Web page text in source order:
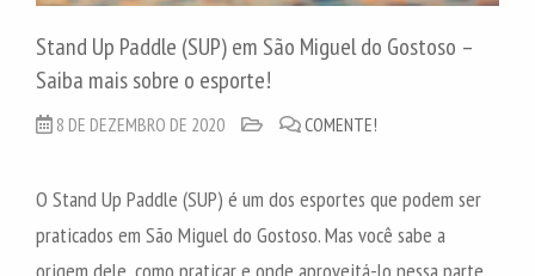
Stand Up Paddle (SUP) em São Miguel do Gostoso –
Saiba mais sobre o esporte!
8 DE DEZEMBRO DE 2020 COMENTE!
O Stand Up Paddle (SUP) é um dos esportes que podem ser
praticados em São Miguel do Gostoso. Mas você sabe a
origem dele, como praticar e onde aproveitá-lo nessa parte